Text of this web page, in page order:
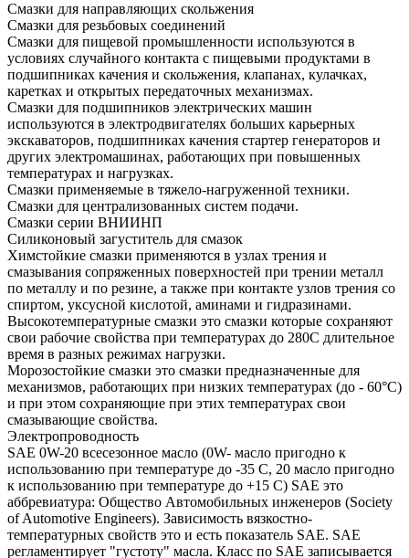
Смазки для направляющих скольжения
Смазки для резьбовых соединений
Смазки для пищевой промышленности используются в
условиях случайного контакта с пищевыми продуктами в
подшипниках качения и скольжения, клапанах, кулачках,
каретках и открытых передаточных механизмах.
Смазки для подшипников электрических машин
используются в электродвигателях больших карьерных
экскаваторов, подшипниках качения стартер генераторов и
других электромашинах, работающих при повышенных
температурах и нагрузках.
Смазки применяемые в тяжело-нагруженной техники.
Смазки для централизованных систем подачи.
Смазки серии ВНИИНП
Силиконовый загуститель для смазок
Химстойкие смазки применяются в узлах трения и
смазывания сопряженных поверхностей при трении металл
по металлу и по резине, а также при контакте узлов трения со
спиртом, уксусной кислотой, аминами и гидразинами.
Высокотемпературные смазки это смазки которые сохраняют
свои рабочие свойства при температурах до 280С длительное
время в разных режимах нагрузки.
Морозостойкие смазки это смазки предназначенные для
механизмов, работающих при низких температурах (до - 60°С)
и при этом сохраняющие при этих температурах свои
смазывающие свойства.
Электропроводность
SAE 0W-20 всесезонное масло (0W- масло пригодно к
использованию при температуре до -35 С, 20 масло пригодно
к использованию при температуре до +15 С) SAE это
аббревиатура: Общество Автомобильных инженеров (Society
of Automotive Engineers). Зависимость вязкостно-
температурных свойств это и есть показатель SAE. SAE
регламентирует "густоту" масла. Класс по SAE записывается